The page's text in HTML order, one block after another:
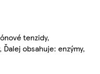
tenzidy,
obsahuje: enzýmy,